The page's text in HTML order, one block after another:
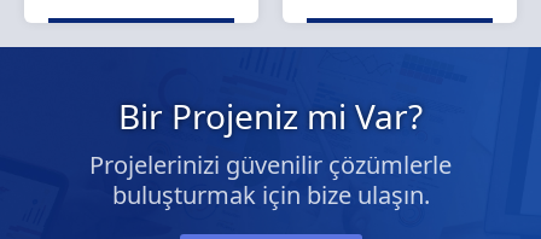
Bir Projeniz mi Var?
Projelerinizi güvenilir çözümlerle
buluşturmak için bize ulaşın.